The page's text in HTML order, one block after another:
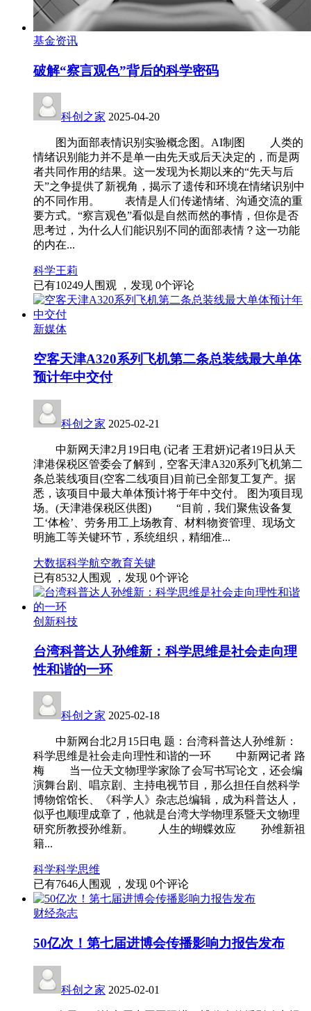
基金资讯
破解“察言观色”背后的科学密码
科创之家 2025-04-20
图为面部表情识别实验概念图。AI制图 人类的
情绪识别能力并不是单一由先天或后天决定的，而是两
者共同作用的结果。这一发现为长期以来的“先天与后
天”之争提供了新视角，揭示了遗传和环境在情绪识别中
的不同作用。 表情是人们传递情绪、沟通交流的重
要方式。“察言观色”看似是自然而然的事情，但你是否
思考过，为什么人们能识别不同的面部表情？这一功能
的内在...
科学王莉
已有10249人围观 ，发现 0个评论
新媒体
空客天津A320系列飞机第二条总装线最大单体
预计年中交付
科创之家 2025-02-21
中新网天津2月19日电 (记者 王君妍)记者19日从天
津港保税区管委会了解到，空客天津A320系列飞机第二
条总装线项目(空客二线项目)目前已全部复工复产。据
悉，该项目中最大单体预计将于年中交付。 图为项目现
场。(天津港保税区供图) “目前，我们聚焦设备复
工‘体检’、劳务用工上场教育、材料物资管理、现场文
明施工等关键环节，系统组织，精细准...
大数据科学航空教育关键
已有8532 人围观 ，发现 0个评论
创新科技
台湾科普达人孙维新：科学思维是社会走向理
性和谐的一环
科创之家 2025-02-18
中新网台北2月15日电 题：台湾科普达人孙维新：
科学思维是社会走向理性和谐的一环 中新网记者 路
梅 当一位天文物理学家除了会写书写论文，还会编
演舞台剧、唱京剧、主持电视节目，那么担任自然科学
博物馆馆长、《科学人》杂志总编辑，成为科普达人，
似乎也顺理成章了，他就是台湾大学物理系暨天文物理
研究所教授孙维新。 人生的蝴蝶效应 孙维新祖
籍...
科学科学思维
已有7646人围观 ，发现 0个评论
财经杂志
50亿次！第七届进博会传播影响力报告发布
科创之家 2025-02-01